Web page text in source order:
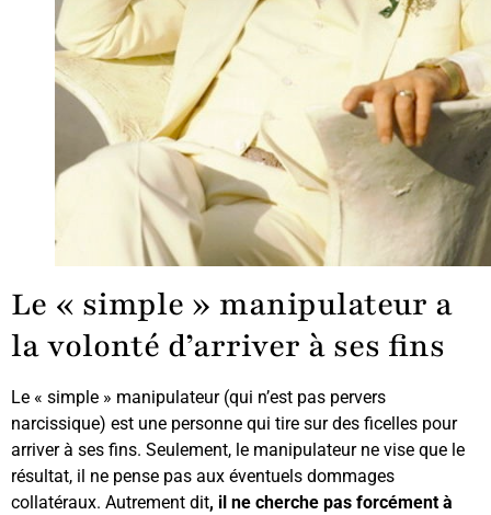
Le « simple » manipulateur a
la volonté d’arriver à ses fins
Le « simple » manipulateur (qui n’est pas pervers
narcissique) est une personne qui tire sur des ficelles pour
arriver à ses fins. Seulement, le manipulateur ne vise que le
résultat, il ne pense pas aux éventuels dommages
collatéraux. Autrement dit, il ne cherche pas forcément à